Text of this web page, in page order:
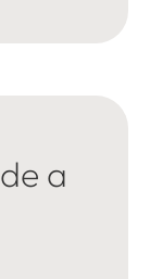
a